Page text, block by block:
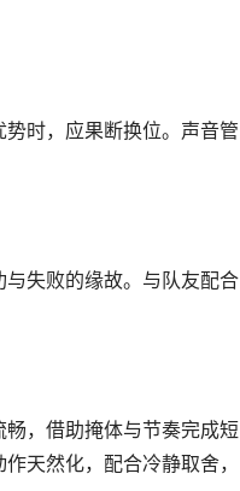
时，应果断换位。声音管
失败的缘故。与队友配合
，借助掩体与节奏完成短
天然化，配合冷静取舍，